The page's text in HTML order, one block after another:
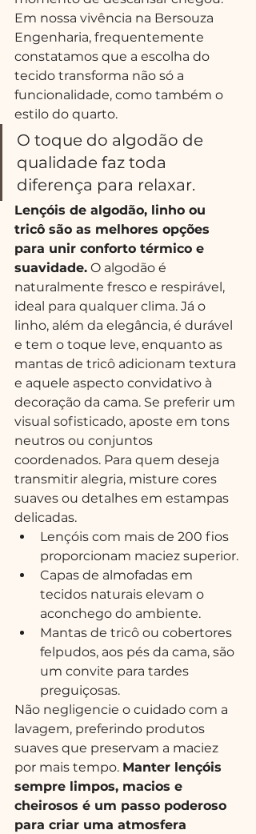
Em nossa vivência na Bersouza
Engenharia, frequentemente
constatamos que a escolha do
tecido transforma não só a
funcionalidade, como também o
estilo do quarto.
O toque do algodão de
qualidade faz toda
diferença para relaxar.
Lençóis de algodão, linho ou
tricô são as melhores opções
para unir conforto térmico e
suavidade. O algodão é
naturalmente fresco e respirável,
ideal para qualquer clima. Já o
linho, além da elegância, é durável
e tem o toque leve, enquanto as
mantas de tricô adicionam textura
e aquele aspecto convidativo à
decoração da cama. Se preferir um
visual sofisticado, aposte em tons
neutros ou conjuntos
coordenados. Para quem deseja
transmitir alegria, misture cores
suaves ou detalhes em estampas
delicadas.
Lençóis com mais de 200 fios
proporcionam maciez superior.
Capas de almofadas em
tecidos naturais elevam o
aconchego do ambiente.
Mantas de tricô ou cobertores
felpudos, aos pés da cama, são
um convite para tardes
preguiçosas.
Não negligencie o cuidado com a
lavagem, preferindo produtos
suaves que preservam a maciez
por mais tempo. Manter lençóis
sempre limpos, macios e
cheirosos é um passo poderoso
para criar uma atmosfera